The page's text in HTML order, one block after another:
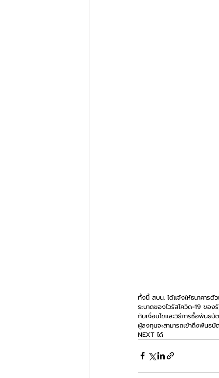
ทั้งนี้ สบน. ได้แจ้งให้ธนาคารตั
ระบาดของไวรัสโควิด-19 ขอ
กับเงื่อนไขและวิธีการซื้อพันธ
ผู้ลงทุนจะสามารถเข้าถึงพันธ
NEXT ได้